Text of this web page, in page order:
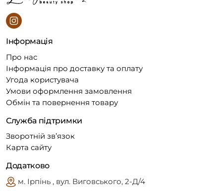
Інформація
Про нас
Інформація про доставку та оплату
Угода користувача
Умови оформлення замовлення
Обмін та повернення товару
Служба підтримки
Зворотній зв’язок
Карта сайту
Додатково
м. Ірпінь , вул. Виговського, 2-Д/4